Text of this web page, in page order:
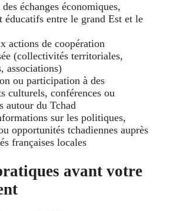
échanges économiques,
éducatifs entre le grand Est et le
actions de coopération
(collectivités territoriales,
associations)
ou participation à des
culturels, conférences ou
autour du Tchad
sur les politiques,
opportunités tchadiennes auprès
françaises locales
avant votre